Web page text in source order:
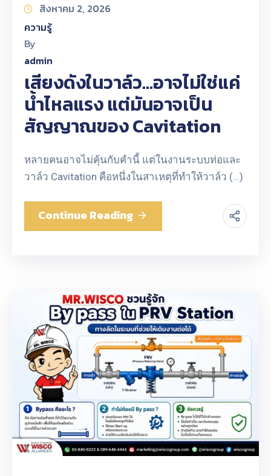
สิงหาคม 2, 2026
ความรู้
By
admin
เสียงดังในวาล์ว…อาจไม่ใช่แค่
น้ำไหลแรง แต่มันอาจเป็น
สัญญาณของ Cavitation
หลายคนอาจไม่คุ้นกับคำนี้ แต่ในงานระบบท่อและ
วาล์ว Cavitation คือหนึ่งในสาเหตุที่ทำให้วาล์ว (…)
Continue Reading